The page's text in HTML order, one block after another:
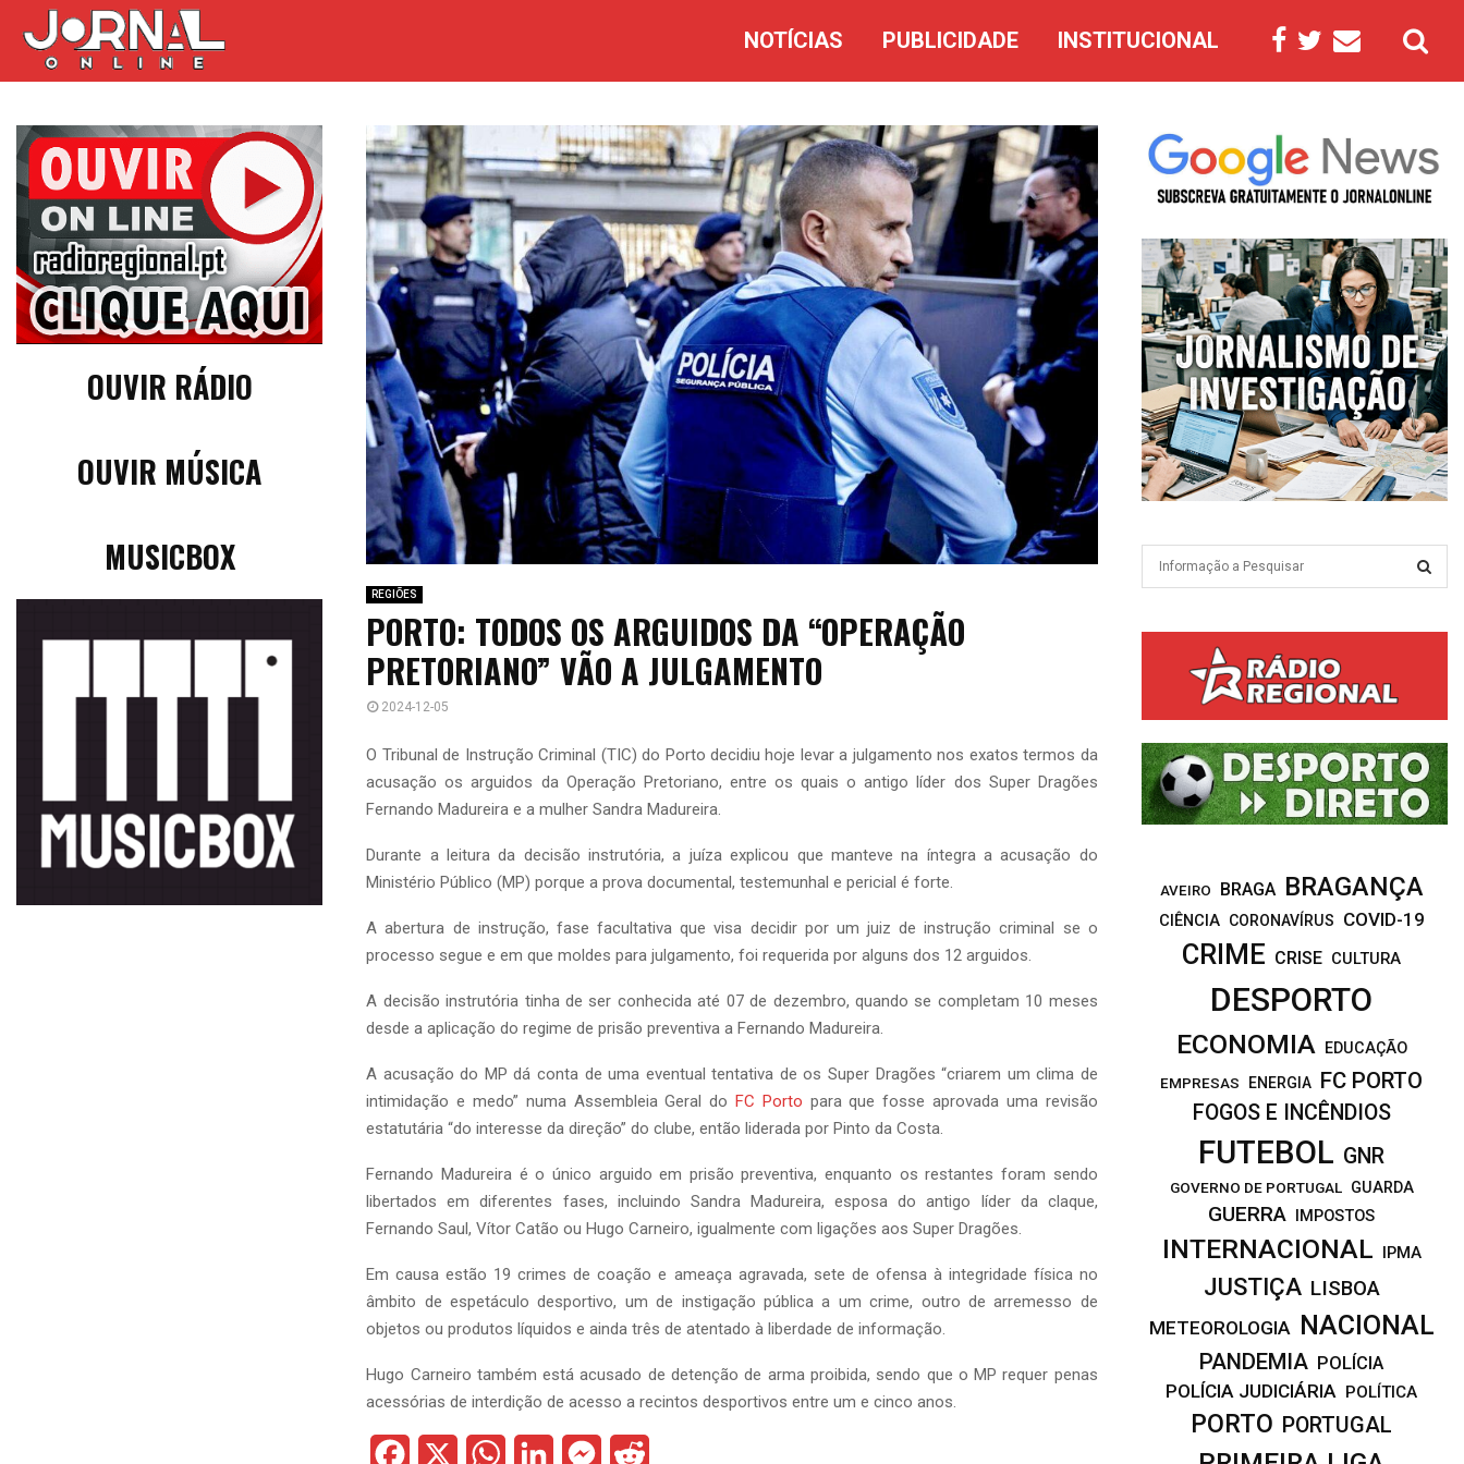
NOTÍCIAS PUBLICIDADE INSTITUCIONAL
REGIÕES
PORTO: TODOS OS ARGUIDOS DA “OPERAÇÃO
PRETORIANO” VÃO A JULGAMENTO
2024-12-05
O Tribunal de Instrução Criminal (TIC) do Porto decidiu hoje levar a julgamento nos exatos termos da
acusação os arguidos da Operação Pretoriano, entre os quais o antigo líder dos Super Dragões
Fernando Madureira e a mulher Sandra Madureira.
Durante a leitura da decisão instrutória, a juíza explicou que manteve na íntegra a acusação do
Ministério Público (MP) porque a prova documental, testemunhal e pericial é forte.
A abertura de instrução, fase facultativa que visa decidir por um juiz de instrução criminal se o
processo segue e em que moldes para julgamento, foi requerida por alguns dos 12 arguidos.
A decisão instrutória tinha de ser conhecida até 07 de dezembro, quando se completam 10 meses
desde a aplicação do regime de prisão preventiva a Fernando Madureira.
A acusação do MP dá conta de uma eventual tentativa de os Super Dragões “criarem um clima de
intimidação e medo” numa Assembleia Geral do FC Porto para que fosse aprovada uma revisão
estatutária “do interesse da direção” do clube, então liderada por Pinto da Costa.
Fernando Madureira é o único arguido em prisão preventiva, enquanto os restantes foram sendo
libertados em diferentes fases, incluindo Sandra Madureira, esposa do antigo líder da claque,
Fernando Saul, Vítor Catão ou Hugo Carneiro, igualmente com ligações aos Super Dragões.
Em causa estão 19 crimes de coação e ameaça agravada, sete de ofensa à integridade física no
âmbito de espetáculo desportivo, um de instigação pública a um crime, outro de arremesso de
objetos ou produtos líquidos e ainda três de atentado à liberdade de informação.
Hugo Carneiro também está acusado de detenção de arma proibida, sendo que o MP requer penas
acessórias de interdição de acesso a recintos desportivos entre um e cinco anos.
W
M
OUVIR RÁDIO
OUVIR MÚSICA
MUSICBOX
o
r
:
R
C
H
AVEIRO BRAGA BRAGANÇA
CIÊNCIA CORONAVÍRUS COVID-19
CRIME CRISE CULTURA
DESPORTO
ECONOMIA
EDUCAÇÃO
EMPRESAS
ENERGIA FC PORTO
FOGOS E INCÊNDIOS
FUTEBOL GNR
GOVERNO DE PORTUGAL GUARDA
GUERRA IMPOSTOS
INTERNACIONAL IPMA
JUSTIÇA LISBOA
METEOROLOGIA NACIONAL
PANDEMIA POLÍCIA
POLÍCIA JUDICIÁRIA POLÍTICA
PORTO PORTUGAL